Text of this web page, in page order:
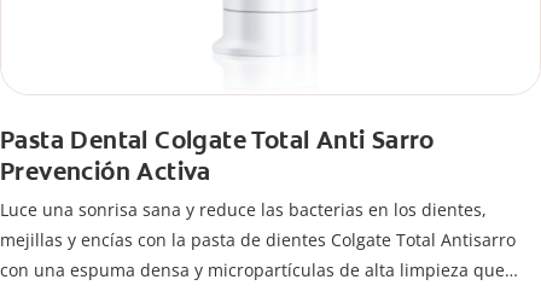
Pasta Dental Colgate Total Anti Sarro
Prevención Activa
Luce una sonrisa sana y reduce las bacterias en los dientes,
mejillas y encías con la pasta de dientes Colgate Total Antisarro
con una espuma densa y micropartículas de alta limpieza que